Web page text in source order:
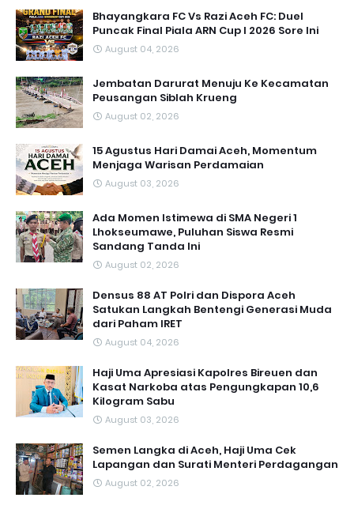
Bhayangkara FC Vs Razi Aceh FC: Duel
Puncak Final Piala ARN Cup I 2026 Sore Ini
August 04, 2026
Jembatan Darurat Menuju Ke Kecamatan
Peusangan Siblah Krueng
August 02, 2026
15 Agustus Hari Damai Aceh, Momentum
Menjaga Warisan Perdamaian
August 03, 2026
Ada Momen Istimewa di SMA Negeri 1
Lhokseumawe, Puluhan Siswa Resmi
Sandang Tanda Ini
August 02, 2026
Densus 88 AT Polri dan Dispora Aceh
Satukan Langkah Bentengi Generasi Muda
dari Paham IRET
August 04, 2026
Haji Uma Apresiasi Kapolres Bireuen dan
Kasat Narkoba atas Pengungkapan 10,6
Kilogram Sabu
August 03, 2026
Semen Langka di Aceh, Haji Uma Cek
Lapangan dan Surati Menteri Perdagangan
August 02, 2026